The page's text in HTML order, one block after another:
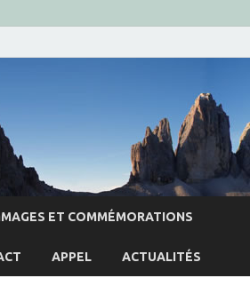
ET COMMÉMORATIONS
APPEL ACTUALITÉS